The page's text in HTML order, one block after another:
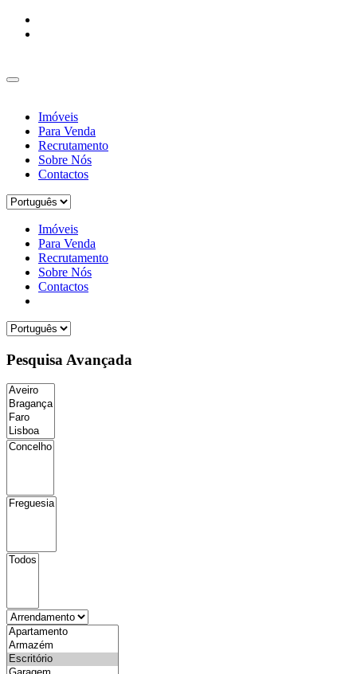
Imóveis
Para Venda
Recrutamento
Sobre Nós
Contactos
Imóveis
Para Venda
Recrutamento
Sobre Nós
Contactos
Pesquisa Avançada